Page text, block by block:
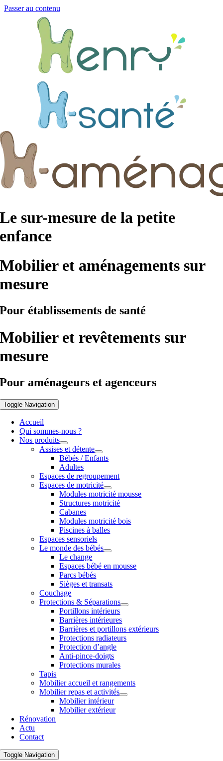
Passer au contenu
Le sur-mesure de la petite
enfance
Mobilier et aménagements sur
mesure
Pour établissements de santé
Mobilier et revêtements sur
mesure
Pour aménageurs et agenceurs
Toggle Navigation
Accueil
Qui sommes-nous ?
Nos produits
Assises et détente
Bébés / Enfants
Adultes
Espaces de regroupement
Espaces de motricité
Modules motricité mousse
Structures motricité
Cabanes
Modules motricité bois
Piscines à balles
Espaces sensoriels
Le monde des bébés
Le change
Espaces bébé en mousse
Parcs bébés
Sièges et transats
Couchage
Protections & Séparations
Portillons intérieurs
Barrières intérieures
Barrières et portillons extérieurs
Protections radiateurs
Protection d’angle
Anti-pince-doigts
Protections murales
Tapis
Mobilier accueil et rangements
Mobilier repas et activités
Mobilier intérieur
Mobilier extérieur
Rénovation
Actu
Contact
Toggle Navigation